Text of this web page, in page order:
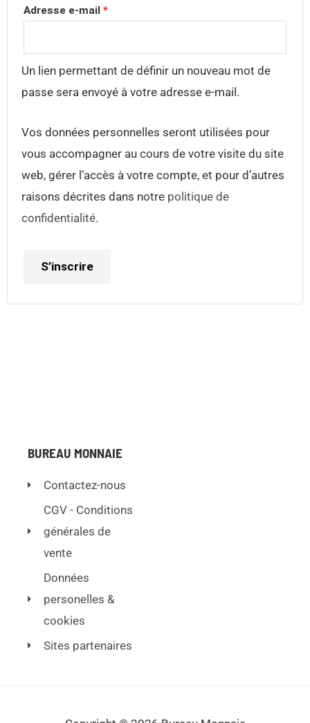
Adresse e-mail *
Un lien permettant de définir un nouveau mot de
passe sera envoyé à votre adresse e-mail.
Vos données personnelles seront utilisées pour
vous accompagner au cours de votre visite du site
web, gérer l’accès à votre compte, et pour d’autres
raisons décrites dans notre politique de
confidentialité.
S’inscrire
BUREAU MONNAIE
Contactez-nous
CGV - Conditions
générales de
vente
Données
personelles &
cookies
Sites partenaires